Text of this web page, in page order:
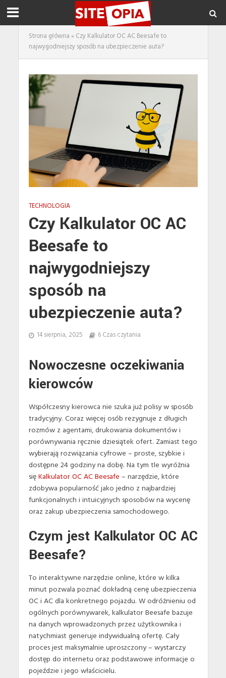
Strona główna » Czy Kalkulator OC AC Beesafe to
najwygodniejszy sposób na ubezpieczenie auta?
TECHNOLOGIA
Czy Kalkulator OC AC
Beesafe to
najwygodniejszy
sposób na
ubezpieczenie auta?
14 sierpnia, 2025 6 Czas czytania
Nowoczesne oczekiwania
kierowców
Współczesny kierowca nie szuka już polisy w sposób
tradycyjny. Coraz więcej osób rezygnuje z długich
rozmów z agentami, drukowania dokumentów i
porównywania ręcznie dziesiątek ofert. Zamiast tego
wybierają rozwiązania cyfrowe – proste, szybkie i
dostępne 24 godziny na dobę. Na tym tle wyróżnia
sięKalkulator OC AC Beesafe – narzędzie, które
zdobywa popularność jako jedno z najbardziej
funkcjonalnych i intuicyjnych sposobów na wycenę
oraz zakup ubezpieczenia samochodowego.
Czym jest Kalkulator OC AC
Beesafe?
To interaktywne narzędzie online, które w kilka
minut pozwala poznać dokładną cenę ubezpieczenia
OC i AC dla konkretnego pojazdu. W odróżnieniu od
ogólnych porównywarek, kalkulator Beesafe bazuje
na danych wprowadzonych przez użytkownika i
natychmiast generuje indywidualną ofertę. Cały
proces jest maksymalnie uproszczony – wystarczy
dostęp do internetu oraz podstawowe informacje o
pojeździe i jego właścicielu.